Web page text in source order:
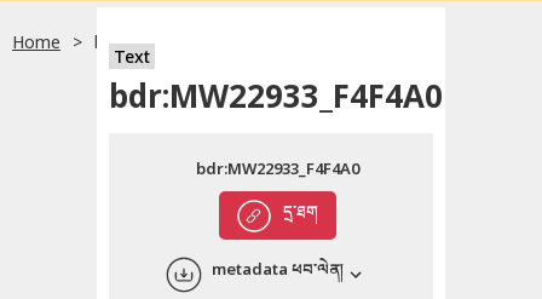
English
Home bdr:MW22933_F4F4A0
Text
bdr:MW22933_F4F4A0
དྲ་ཐག
bdr:MW22933_F4F4A0
metadata ཕབ་ལེན།